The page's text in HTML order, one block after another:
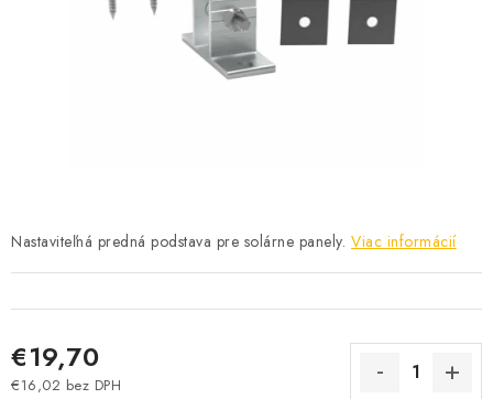
Reklamácie a formulár na odstúpenie od zmluvy
Nastaviteľná predná podstava pre solárne panely. Viac informácií
€19,70
€16,02 bez DPH